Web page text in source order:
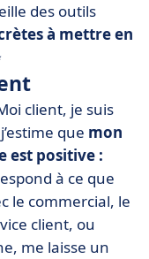
des outils
à mettre en
client, je suis
que mon
est positive :
à ce que
le commercial, le
client, ou
me laisse un